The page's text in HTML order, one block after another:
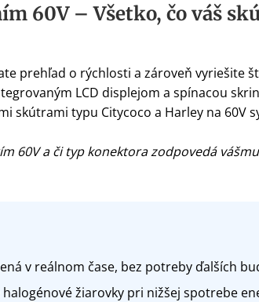
60V – Všetko, čo váš
prehľad o rýchlosti a zároveň vyriešite
LCD displejom a spínacou
skútrami typu Citycoco a Harley na 60V
60V a či typ konektora zodpovedá
v reálnom čase, bez potreby ďalších
žiarovky pri nižšej spotrebe